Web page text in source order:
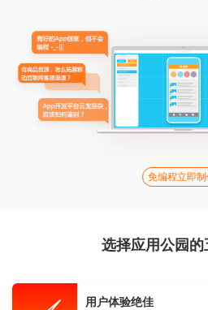
免编程立即
选择应用公园的
用户体验绝佳